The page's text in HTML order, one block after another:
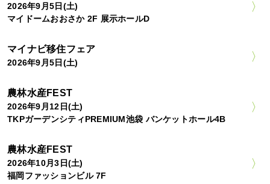
2026年9月5日(土)
マイドームおおさか 2F 展示ホールD
マイナビ移住フェア
2026年9月5日(土)
農林水産FEST
2026年9月12日(土)
TKPガーデンシティPREMIUM池袋 バンケットホール4B
農林水産FEST
2026年10月3日(土)
福岡ファッションビル 7F